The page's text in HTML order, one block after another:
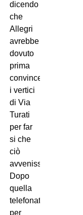
dicendo
che
Allegri
avrebbe
dovuto
prima
convincere
i vertici
di Via
Turati
per far
si che
ciò
avvenisse.
Dopo
quella
telefonata,
per